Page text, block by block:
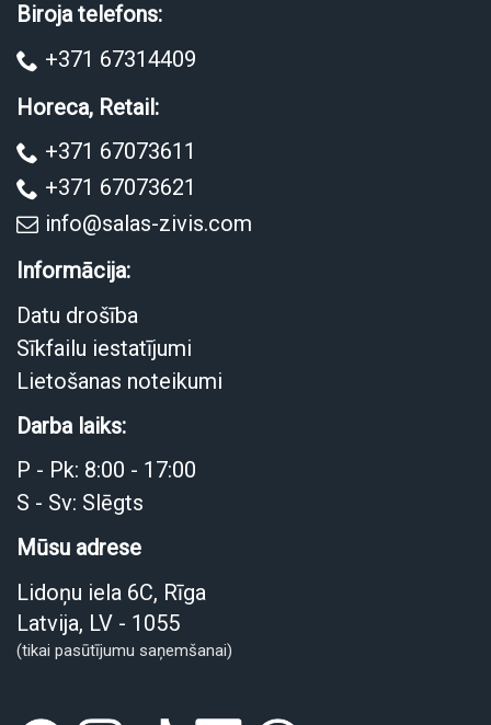
Biroja telefons:
+371 67314409
Horeca, Retail:
+371 67073611
+371 67073621
info@salas-zivis.com
Informācija:
Datu drošība
Sīkfailu iestatījumi
Lietošanas noteikumi
Darba laiks:
P - Pk: 8:00 - 17:00
S - Sv: Slēgts
Mūsu adrese
Lidoņu iela 6C, Rīga
Latvija, LV - 1055
(tikai pasūtījumu saņemšanai)